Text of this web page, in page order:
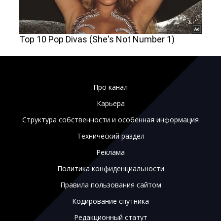
Про канал
Карьера
Структура собственности и особенная информация
Технический раздел
Реклама
Политика конфиденциальности
Правила пользования сайтом
Кодирование спутника
Редакционный статут